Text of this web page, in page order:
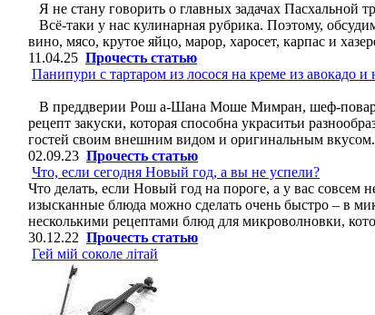
Я не стану говорить о главных задачах Пасхальной
Всё-таки у нас кулинарная рубрика. Поэтому,
вино, мясо, крутое яйцо, марор, харосет, карпас и
11.04.25 Прочесть статью
Панипури с тартаром из лосося на креме из авокадо
В преддверии Рош а-Шана Моше Мимран, шеф-повар
рецепт закуски, которая способна украситьи
гостей своим внешним видом и оригинальным вкусом.
02.09.23 Прочесть статью
Что, если сегодня Новый год, а вы не успели?
Что делать, если Новый год на пороге, а у вас совсем
изысканные блюда можно сделать очень быстро – в
несколькими рецептами блюд для микроволновки,
30.12.22 Прочесть статью
Гей мій соколе літай